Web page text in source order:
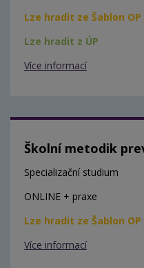
Lze hradit ze Šablon OP
Lze hradit z ÚP
Více informací
Školní metodik
Specializační studium
ONLINE + praxe
Lze hradit ze Šablon OP
Více informací